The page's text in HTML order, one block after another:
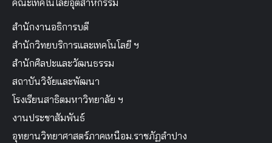
คณะเทคโนโลยีอุตสาหกรรม
สำนักงานอธิการบดี
สำนักวิทยบริการและเทคโนโลยี ฯ
สำนักศิลปะและวัฒนธรรม
สถาบันวิจัยและพัฒนา
โรงเรียนสาธิตมหาวิทยาลัย ฯ
งานประชาสัมพันธ์
อุทยานวิทยาศาสตร์ภาคเหนือม.ราชภัฏลำปาง